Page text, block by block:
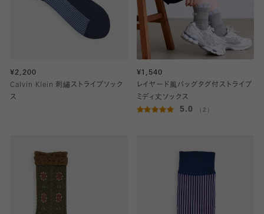
¥2,200
Calvin Klein 刺繡ストライプソック
ス
¥1,540
レイヤード風バッグタグ付ストライプ
ミディ丈ソックス
5.0 （2）